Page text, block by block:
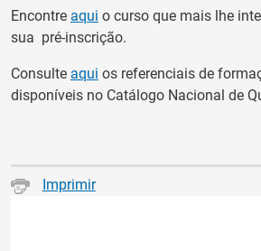
Encontre aqui o curso que mais lhe
sua pré-inscrição.
Consulte aqui os referenciais de
disponíveis no Catálogo Nacional de
Imprimir